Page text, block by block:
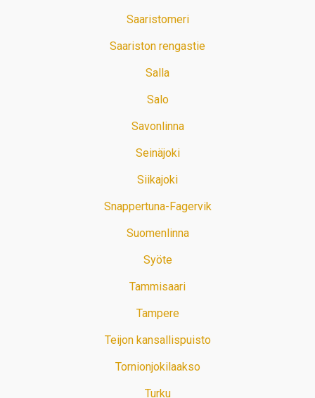
Saaristomeri
Saariston rengastie
Salla
Salo
Savonlinna
Seinäjoki
Siikajoki
Snappertuna-Fagervik
Suomenlinna
Syöte
Tammisaari
Tampere
Teijon kansallispuisto
Tornionjokilaakso
Turku